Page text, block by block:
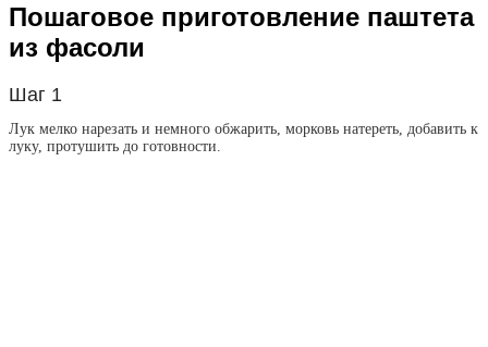
Пошаговое приготовление паштета
из фасоли
Шаг 1
Лук мелко нарезать и немного обжарить, морковь натереть, добавить к
луку, протушить до готовности.